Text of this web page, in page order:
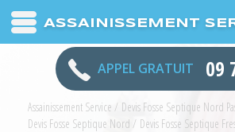
ASSAINISSEMENT
APPEL GRATUIT 09
Assainissement Service / Devis Fosse Septique Nord
Devis Fosse Septique Nord / Devis Fosse Septique